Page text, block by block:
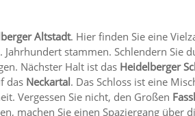
Altstadt. Hier finden Sie eine
Jahrhundert stammen. Schlendern Sie
Nächster Halt ist das Heidelberger
das Neckartal. Das Schloss ist eine
Vergessen Sie nicht, den Großen
machen Sie einen Spaziergang